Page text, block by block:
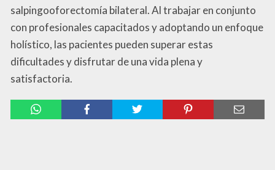
salpingooforectomía bilateral. Al trabajar en conjunto
con profesionales capacitados y adoptando un enfoque
holístico, las pacientes pueden superar estas
dificultades y disfrutar de una vida plena y
satisfactoria.